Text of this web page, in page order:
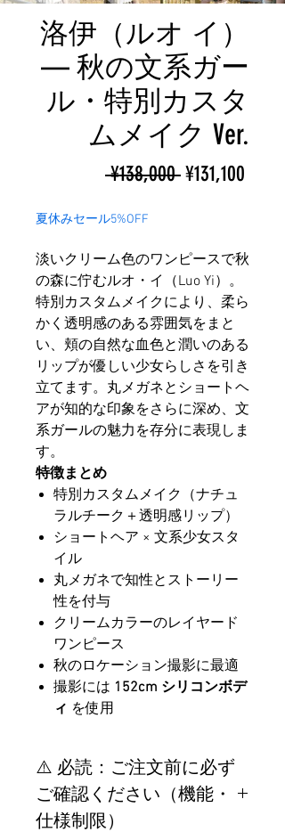
洛伊（ルオ イ）
— 秋の文系ガー
ル・特別カスタ
ムメイク Ver.
¥138,000 ราคา
¥131,100
夏休みセール5%OFF
淡いクリーム色のワンピースで秋
の森に佇むルオ・イ（Luo Yi）。
特別カスタムメイクにより、柔ら
かく透明感のある雰囲気をまと
い、頬の自然な血色と潤いのある
リップが優しい少女らしさを引き
立てます。丸メガネとショートヘ
アが知的な印象をさらに深め、文
系ガールの魅力を存分に表現しま
す。
特徴まとめ
特別カスタムメイク（ナチュ
ラルチーク＋透明感リップ）
ショートヘア × 文系少女スタ
イル
丸メガネで知性とストーリー
性を付与
クリームカラーのレイヤード
ワンピース
秋のロケーション撮影に最適
撮影には 152cm シリコンボデ
ィ を使用
⚠️ 必読：ご注文前に必ず
ご確認ください（機能・
仕様制限）